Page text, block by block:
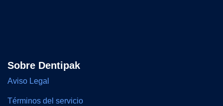
Sobre Dentipak
Aviso Legal
Términos del servicio